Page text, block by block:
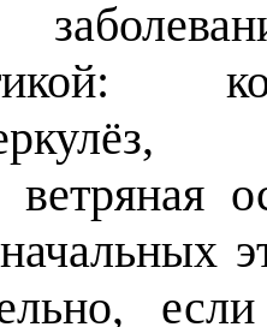
ветряная